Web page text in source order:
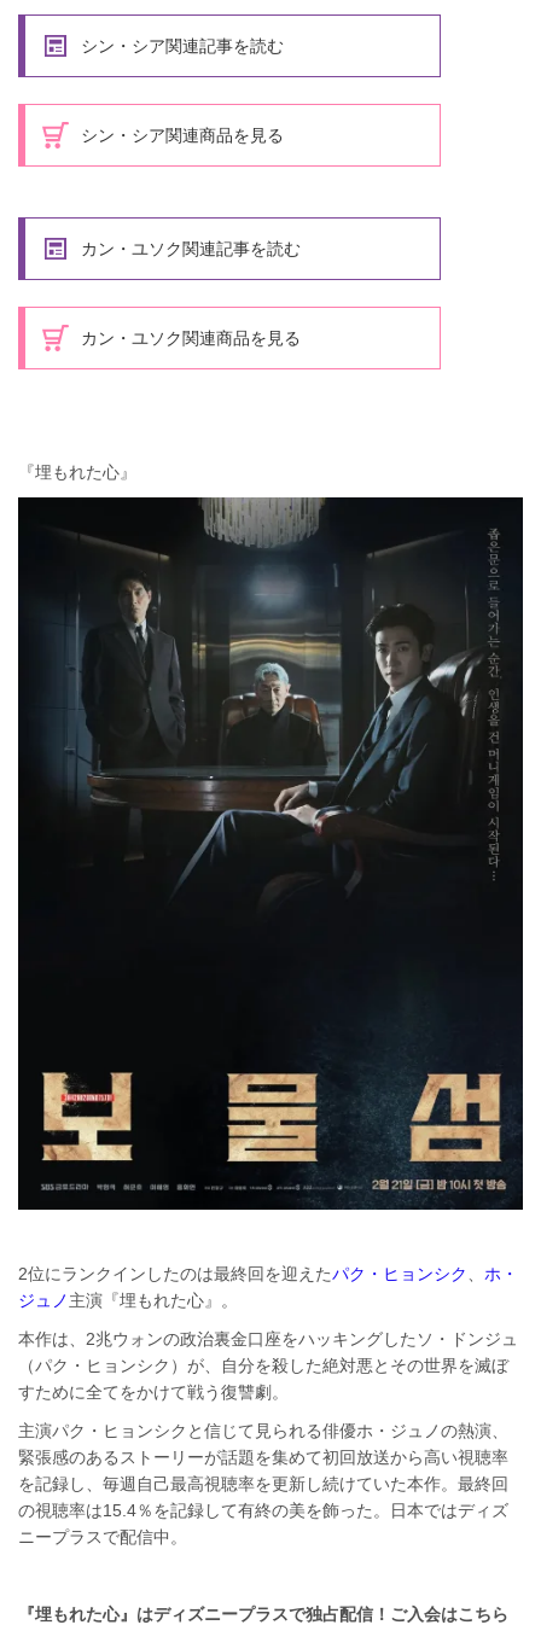
シン・シア関連記事を読む
シン・シア関連商品を見る
カン・ユソク関連記事を読む
カン・ユソク関連商品を見る
『埋もれた心』
2位にランクインしたのは最終回を迎えたパク・ヒョンシク、 ホ・
ジュノ 主演『埋もれた心』。
本作は、2兆ウォンの政治裏金口座をハッキングしたソ・ドンジュ
（パク・ヒョンシク）が、自分を殺した絶対悪とその世界を滅ぼ
すために全てをかけて戦う復讐劇。
主演パク・ヒョンシクと信じて見られる俳優ホ・ジュノの熱演、
緊張感のあるストーリーが話題を集めて初回放送から高い視聴率
を記録し、毎週自己最高視聴率を更新し続けていた本作。最終回
の視聴率は15.4％を記録して有終の美を飾った。日本ではディズ
ニープラスで配信中。
『埋もれた心』はディズニープラスで独占配信！ ご入会はこちら